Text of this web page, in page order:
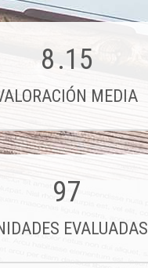
8.15
MEDIA
97
EVALUADAS